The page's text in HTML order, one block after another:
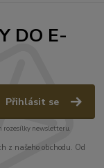
DO E-
Přihlásit se
rozesílky newsletteru.
z našeho obchodu. Od